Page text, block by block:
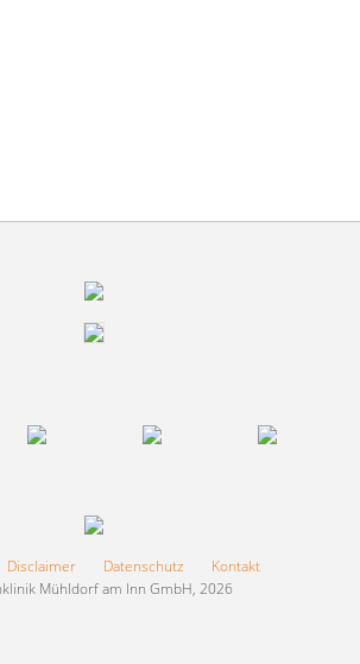
Disclaimer Datenschutz
Kontakt
Mühldorf am Inn GmbH, 2026